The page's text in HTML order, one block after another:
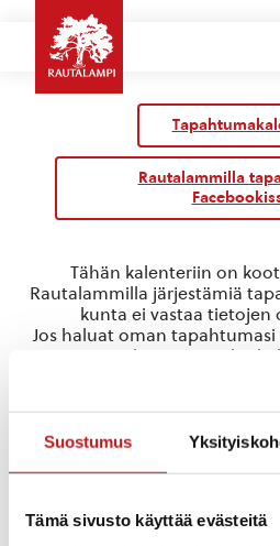
Suostumus
Tämä sivusto käyttää evästeitä
Rautalammilla
kunnanvaltuuston
Tapahtumat kunnanvaltuuston
Tapahtumat
Tähän kalenteriin on
Rautalammilla järjestämiä
kunta ei vastaa tietojen
Jos haluat oman
jätä tapahtuman tiedot